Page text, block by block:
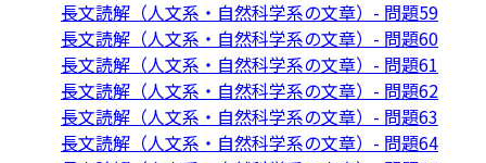
長文読解（人文系・自然科学系の文章）- 問題59
長文読解（人文系・自然科学系の文章）- 問題60
長文読解（人文系・自然科学系の文章）- 問題61
長文読解（人文系・自然科学系の文章）- 問題62
長文読解（人文系・自然科学系の文章）- 問題63
長文読解（人文系・自然科学系の文章）- 問題64